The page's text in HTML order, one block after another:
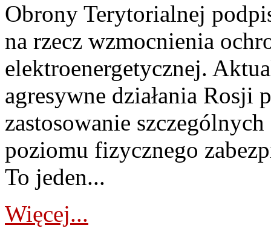
Obrony Terytorialnej
na rzecz wzmocnienia
elektroenergetycznej.
agresywne działania Rosji
zastosowanie
poziomu fizycznego
To jeden...
Więcej...